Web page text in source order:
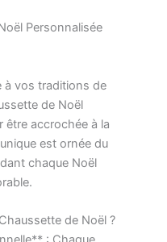
Personnalisée
à vos traditions de
de Noël
être accrochée à la
est ornée du
chaque Noël
de Noël ?